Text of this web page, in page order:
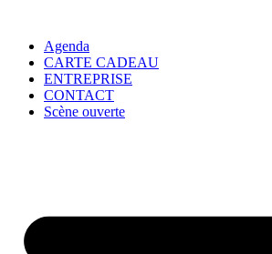
Agenda
CARTE CADEAU
ENTREPRISE
CONTACT
Scène ouverte